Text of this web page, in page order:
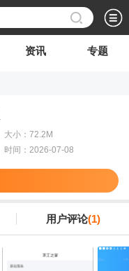
资讯 专题
大小：72.2M
时间：2026-07-08
用户评论(1)